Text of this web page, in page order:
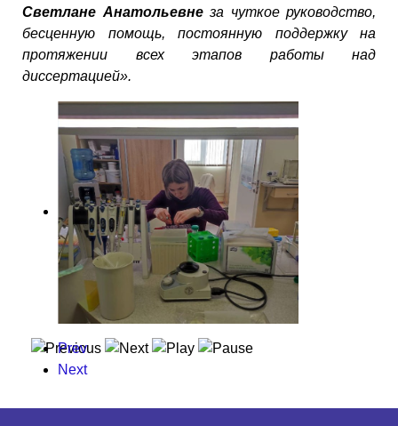
Светлане Анатольевнеза чуткое руководство,
бесценную помощь, постоянную поддержку на
протяжении всех этапов работы над
диссертацией».
Prev
Next